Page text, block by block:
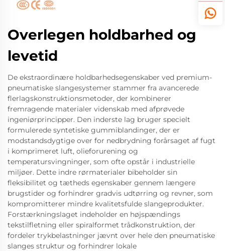
Overlegen holdbarhed og
levetid
De ekstraordinære holdbarhedsegenskaber ved premium-
pneumatiske slangesystemer stammer fra avancerede
flerlagskonstruktionsmetoder, der kombinerer
fremragende materialer videnskab med afprøvede
ingeniørprincipper. Den inderste lag bruger specielt
formulerede syntetiske gummiblandinger, der er
modstandsdygtige over for nedbrydning forårsaget af fugt
i komprimeret luft, olieforurening og
temperatursvingninger, som ofte opstår i industrielle
miljøer. Dette indre rørmaterialer bibeholder sin
fleksibilitet og tætheds egenskaber gennem længere
brugstider og forhindrer gradvis udtørring og revner, som
kompromitterer mindre kvalitetsfulde slangeprodukter.
Forstærkningslaget indeholder en højspændings
tekstilfletning eller spiralformet trådkonstruktion, der
fordeler trykbelastninger jævnt over hele den pneumatiske
slanges struktur og forhindrer lokale